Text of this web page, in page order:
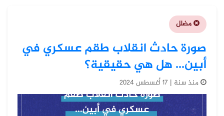
مضلل
صورة حادث انقلاب طقم عسكري في
أبين... هل هي حقيقية؟
منذ سنة | 17 أغسطس 2024